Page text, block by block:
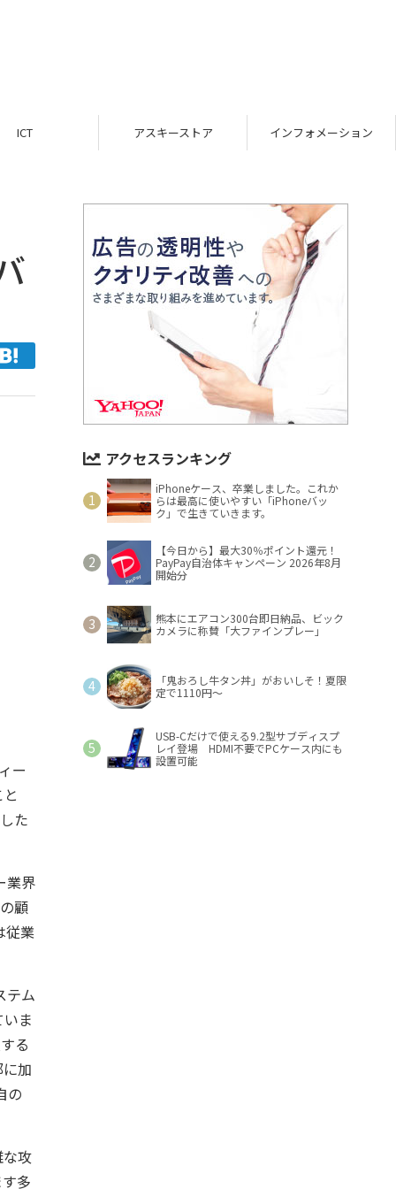
ICT アスキーストア インフォメーション
ー
た
業界
顧
従業
テム
ま
る
加
の
攻
多
アクセスランキング
iPhoneケース、卒業しました。これか
らは最高に使いやすい「iPhoneバッ
ク」で生きていきます。
【今日から】最大30％ポイント還元！
PayPay自治体キャンペーン 2026年8月
開始分
熊本にエアコン300台即日納品、ビック
カメラに称賛「大ファインプレー」
「鬼おろし牛タン丼」がおいしそ！夏限
定で1110円～
USB-Cだけで使える9.2型サブディスプ
レイ登場 HDMI不要でPCケース内にも
設置可能